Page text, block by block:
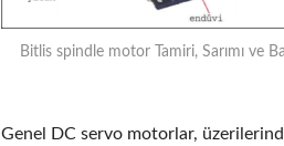
Bitlis spindle motor Tamiri, Sarımı ve
Genel DC servo motorlar,